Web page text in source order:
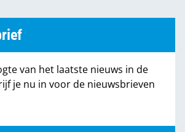
van het laatste nieuws in de
je nu in voor de nieuwsbrieven